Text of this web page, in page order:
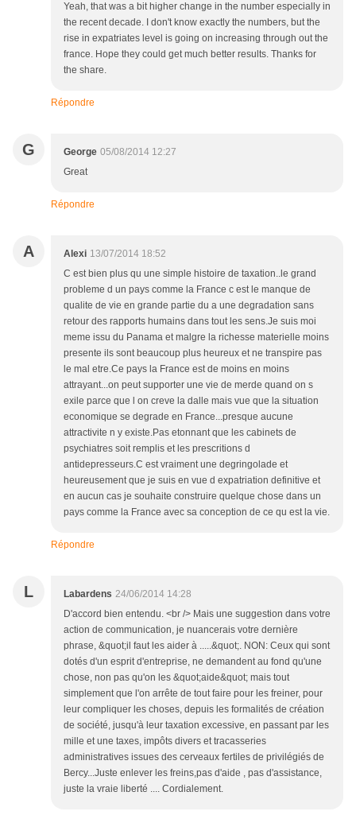
Yeah, that was a bit higher change in the number especially in
the recent decade. I don't know exactly the numbers, but the
rise in expatriates level is going on increasing through out the
france. Hope they could get much better results. Thanks for
the share.
Répondre
G George 05/08/2014 12:27
Great
Répondre
A Alexi 13/07/2014 18:52
C est bien plus qu une simple histoire de taxation..le grand
probleme d un pays comme la France c est le manque de
qualite de vie en grande partie du a une degradation sans
retour des rapports humains dans tout les sens.Je suis moi
meme issu du Panama et malgre la richesse materielle moins
presente ils sont beaucoup plus heureux et ne transpire pas
le mal etre.Ce pays la France est de moins en moins
attrayant...on peut supporter une vie de merde quand on s
exile parce que l on creve la dalle mais vue que la situation
economique se degrade en France...presque aucune
attractivite n y existe.Pas etonnant que les cabinets de
psychiatres soit remplis et les prescritions d
antidepresseurs.C est vraiment une degringolade et
heureusement que je suis en vue d expatriation definitive et
en aucun cas je souhaite construire quelque chose dans un
pays comme la France avec sa conception de ce qu est la vie.
Répondre
L Labardens 24/06/2014 14:28
D'accord bien entendu. <br /> Mais une suggestion dans votre
action de communication, je nuancerais votre dernière
phrase, &quot;il faut les aider à .....&quot;. NON: Ceux qui sont
dotés d'un esprit d'entreprise, ne demandent au fond qu'une
chose, non pas qu'on les &quot;aide&quot; mais tout
simplement que l'on arrête de tout faire pour les freiner, pour
leur compliquer les choses, depuis les formalités de création
de société, jusqu'à leur taxation excessive, en passant par les
mille et une taxes, impôts divers et tracasseries
administratives issues des cerveaux fertiles de privilégiés de
Bercy...Juste enlever les freins,pas d'aide , pas d'assistance,
juste la vraie liberté .... Cordialement.